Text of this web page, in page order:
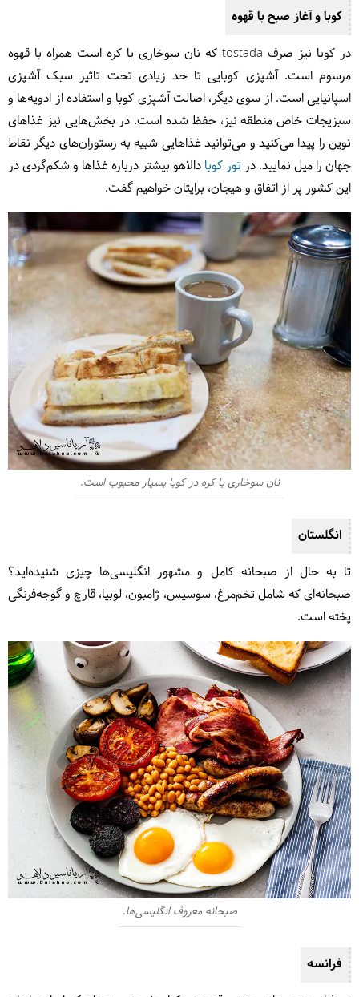
کوبا و آغاز صبح با قهوه
در کوبا نیز صرف tostada که نان سوخاری با کره است همراه با قهوه
مرسوم است. آشپزی کوبایی تا حد زیادی تحت تاثیر سبک آشپزی
اسپانیایی است. از سوی دیگر، اصالت آشپزی کوبا و استفاده از ادویه‌ها و
سبزیجات خاص منطقه نیز، حفظ شده است. در بخش‌هایی نیز غذاهای
نوین را پیدا می‌کنید و می‌توانید غذاهایی شبیه به رستوران‌های دیگر نقاط
جهان را میل نمایید. درتور کوبا دالاهو بیشتر درباره غذاها و شکم‌گردی در
این کشور پر از اتفاق و هیجان، برایتان خواهیم گفت.
نان سوخاری با کره در کوبا بسیار محبوب است.
انگلستان
تا به حال از صبحانه کامل و مشهور انگلیسی‌ها چیزی شنیده‌‌اید؟
صبحانه‌ای که شامل تخم‌مرغ، سوسیس، ژامبون، لوبیا، قارچ و گوجه‌فرنگی
پخته است.
صبحانه معروف انگلیسی‌ها.
فرانسه